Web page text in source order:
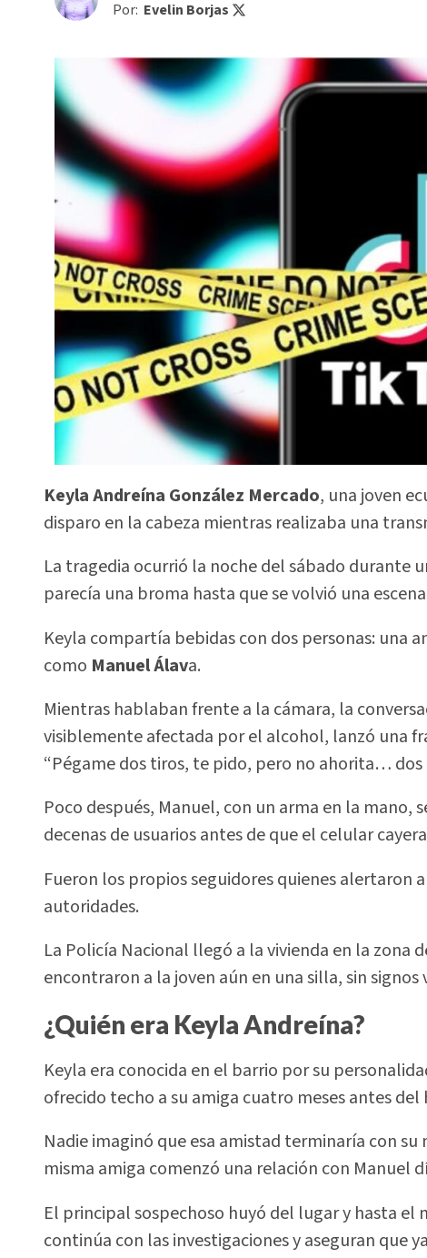
Por: Evelin Borjas
Keyla Andreína González Mercado, una joven
disparo en la cabeza mientras realizaba una
La tragedia ocurrió la noche del sábado durante
parecía una broma hasta que se volvió una
Keyla compartía bebidas con dos personas: una
como Manuel Álava.
Mientras hablaban frente a la cámara, la
visiblemente afectada por el alcohol, lanzó una
“Pégame dos tiros, te pido, pero no ahorita… dos
Poco después, Manuel, con un arma en la mano,
decenas de usuarios antes de que el celular
Fueron los propios seguidores quienes alertaron
autoridades.
La Policía Nacional llegó a la vivienda en la zona
encontraron a la joven aún en una silla, sin signos
¿Quién era Keyla Andreína?
Keyla era conocida en el barrio por su
ofrecido techo a su amiga cuatro meses antes del
Nadie imaginó que esa amistad terminaría con su
misma amiga comenzó una relación con Manuel
El principal sospechoso huyó del lugar y hasta
continúa con las investigaciones y aseguran que